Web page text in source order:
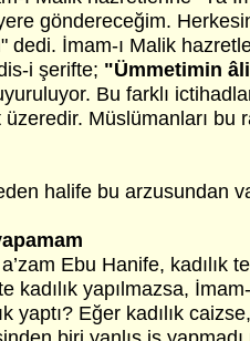
göndereceğim.
dedi. İmam-ı Malik
i şerifte; "Ümmetimin
Bu farklı
Müslümanları bu
halife bu arzusundan
a’zam Ebu Hanife, kadılık
kadılık yapılmazsa,
yaptı? Eğer kadılık